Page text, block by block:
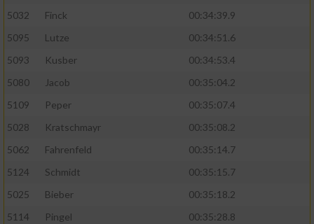
5032
Finck
00:34:39.9
5095
Lutze
00:34:51.6
5093
Kusber
00:34:53.4
5080
Jacob
00:35:04.2
5109
Peper
00:35:07.4
5028
Kratschmayr
00:35:08.2
5062
Fahrenfeld
00:35:14.7
5124
Schmidt
00:35:15.7
5025
Bieber
00:35:18.2
5114
Pingel
00:35:28.8